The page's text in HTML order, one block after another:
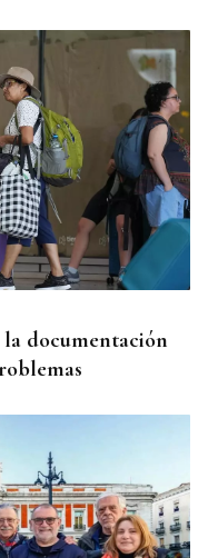
la documentación